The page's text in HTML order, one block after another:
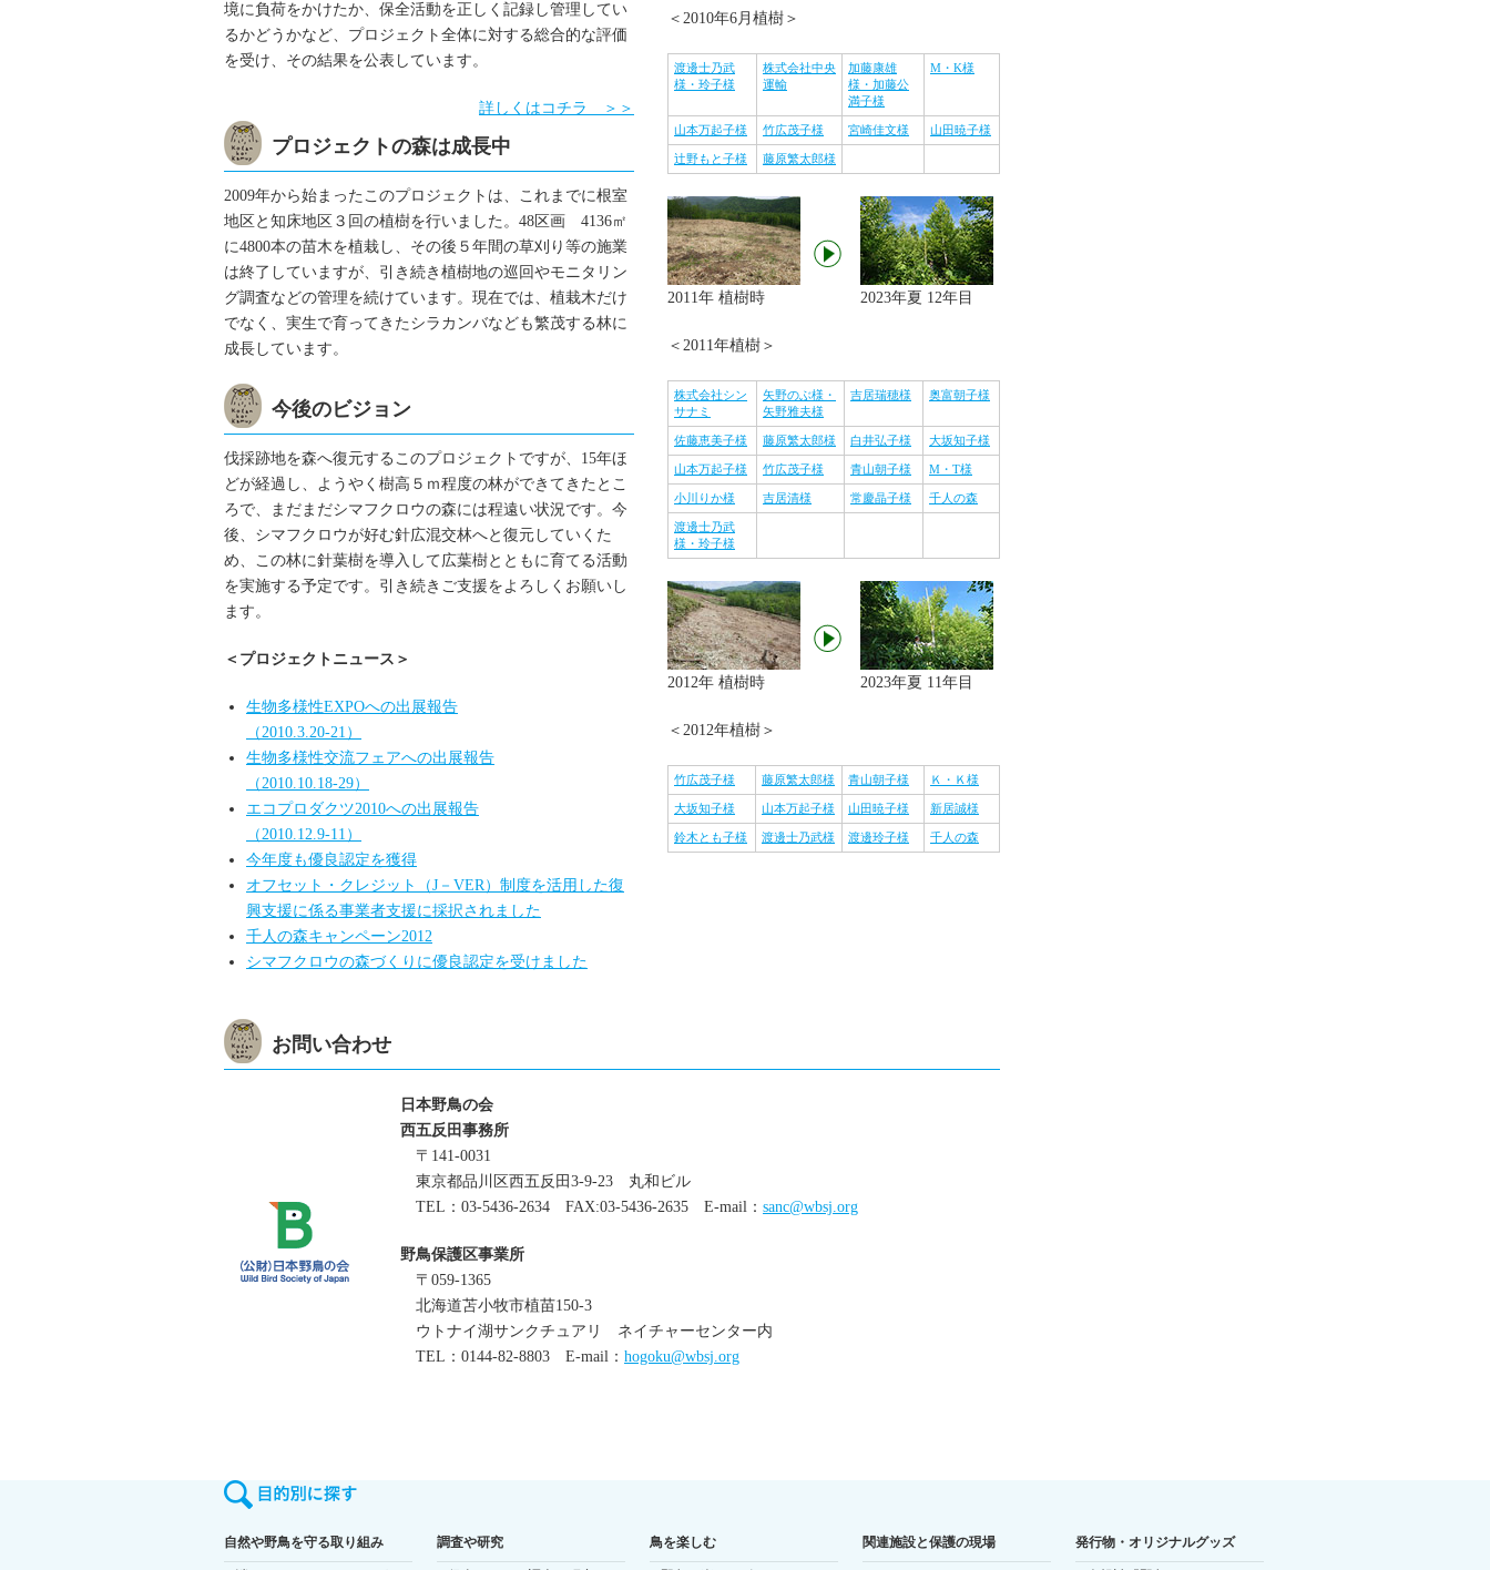
境に負荷をかけたか、保全活動を正しく記録し管理してい
るかどうかなど、プロジェクト全体に対する総合的な評価
を受け、その結果を公表しています。
詳しくはコチラ ＞＞
プロジェクトの森は成長中
2009年から始まったこのプロジェクトは、これまでに根室
地区と知床地区３回の植樹を行いました。48区画 4136㎡
に4800本の苗木を植栽し、その後５年間の草刈り等の施業
は終了していますが、引き続き植樹地の巡回やモニタリン
グ調査などの管理を続けています。現在では、植栽木だけ
でなく、実生で育ってきたシラカンバなども繁茂する林に
成長しています。
今後のビジョン
伐採跡地を森へ復元するこのプロジェクトですが、15年ほ
どが経過し、ようやく樹高５ｍ程度の林ができてきたとこ
ろで、まだまだシマフクロウの森には程遠い状況です。今
後、シマフクロウが好む針広混交林へと復元していくた
め、この林に針葉樹を導入して広葉樹とともに育てる活動
を実施する予定です。引き続きご支援をよろしくお願いし
ます。
＜プロジェクトニュース＞
生物多様性EXPOへの出展報告
（2010.3.20-21）
生物多様性交流フェアへの出展報告
（2010.10.18-29）
エコプロダクツ2010への出展報告
（2010.12.9-11）
今年度も優良認定を獲得
オフセット・クレジット（J－VER）制度を活用した復
興支援に係る事業者支援に採択されました
千人の森キャンペーン2012
シマフクロウの森づくりに優良認定を受けました
2012.12.26
【根室地区】12月3日現地巡回の様
子を掲載しました
2012.12.05
【根室地区】11月15日現地巡回の様
2012.11.27
【根室・知床】各協賛区画のページ
を更新しました
ロジェクト」が優良認定を受けました
2012.11.01
【知床地区】10月25日現地巡回の様
子を掲載しました
2012.10.30
【根室地区】10月12日現地巡回の様
子を掲載しました
2012.10.25
「シマフクロウの森を育てよう！プ
証を取得しました
2012.10.02
【根室地区】環境プランニング学会
による現地監査（2012年9月21日）
2012.10.02
【知床地区】「環境プランニング学
会による現地監査」と「エゾヤチネズミ
の樹皮食いへの対策（エゾフクロウの巣
箱設置）」（2012年9月20日）
子を掲載しました
2012.09.05
【根室地区】8月31日 現地巡回の様
子を掲載しました
2012.09.05
【知床地区】8月30日 現地巡回の様
子を掲載しました
2012.08.03
【根室地区】8月2日 現地巡回の様
2012.08.03
【知床地区】7月30日 現地巡回の様
子を掲載しました
2012.07.27
寄付つきTシャツ「千人の森2012」
完売しました
2012.06.27
【知床地区】6月20日～22日 現地巡
2012.06.08
た
2012.05.16
「千人の森キャンペーン2012」実施
中です！
2012.04.09
千人の森キャンペーン2012
2012.04.09
オフセット・クレジット（J－
＜2010年6月植樹＞
渡邊士乃武
様・玲子様
株式会社中央
運輸
加藤康雄
様・加藤公
満子様
M・K様
山本万起子様 竹広茂子様 宮崎佳文様 山田暁子様
辻野もと子様 藤原繁太郎様
2011年 植樹時 2023年夏 12年目
＜2011年植樹＞
株式会社シン
サナミ
矢野のぶ様・
矢野雅夫様
吉居瑞穂様 奥富朝子様
佐藤恵美子様 藤原繁太郎様 白井弘子様 大坂知子様
山本万起子様 竹広茂子様 青山朝子様 M・T様
小川りか様 吉居清様 常慶晶子様 千人の森
渡邊士乃武
様・玲子様
2012年 植樹時 2023年夏 11年目
＜2012年植樹＞
竹広茂子様 藤原繁太郎様 青山朝子様 Ｋ・Ｋ様
大坂知子様 山本万起子様 山田暁子様 新居誠様
鈴木とも子様 渡邊士乃武様 渡邊玲子様 千人の森
お問い合わせ
日本野鳥の会
西五反田事務所
〒141-0031
東京都品川区西五反田3-9-23 丸和ビル
TEL：03-5436-2634 FAX:03-5436-2635 E-mail： sanc@wbsj.org
野鳥保護区事業所
〒059-1365
北海道苫小牧市植苗150-3
ウトナイ湖サンクチュアリ ネイチャーセンター内
TEL：0144-82-8803 E-mail： hogoku@wbsj.org
自然や野鳥を守る取り組み 調査や研究 鳥を楽しむ 関連施設と保護の現場 発行物・オリジナルグッズ